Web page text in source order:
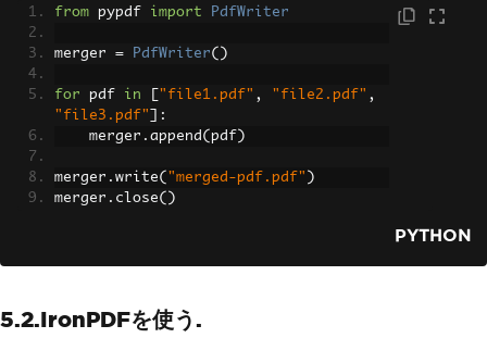
from pypdf import PdfWriter
merger = PdfWriter()
for pdf in "file1.pdf" , "file2.pdf" ,
"file3.pdf"
]:
    merger
. append ( pdf )
merger . write( "merged-pdf.pdf" )
merger . close()
PYTHON
5.2.IronPDFを使う.